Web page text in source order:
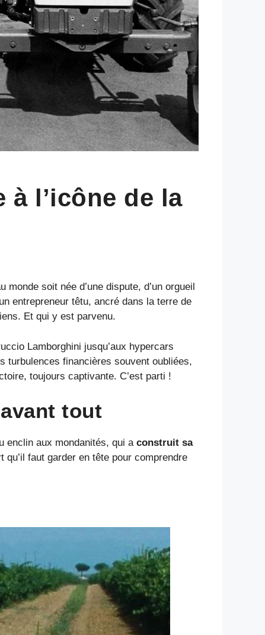
l’icône de la
soit née d’une dispute, d’un orgueil
entrepreneur têtu, ancré dans la terre de
Et qui y est parvenu.
Lamborghini jusqu’aux hypercars
turbulences financières souvent oubliées,
toujours captivante. C’est parti !
tout
enclin aux mondanités, qui a construit sa
qu’il faut garder en tête pour comprendre